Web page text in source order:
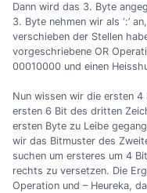
Dann wird das 3. Byte
3. Byte nehmen wir als ‘:’
verschieben der Stellen
vorgeschriebene OR
00010000 und einen
Nun wissen wir die ersten
ersten 6 Bit des dritten
ersten Byte zu Leibe
wir das Bitmuster des
suchen um ersteres um 4
rechts zu versetzen. Die
Operation und – Heureka,